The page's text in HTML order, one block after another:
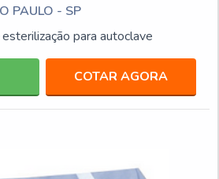
PAULO - SP
para autoclave
COTAR AGORA